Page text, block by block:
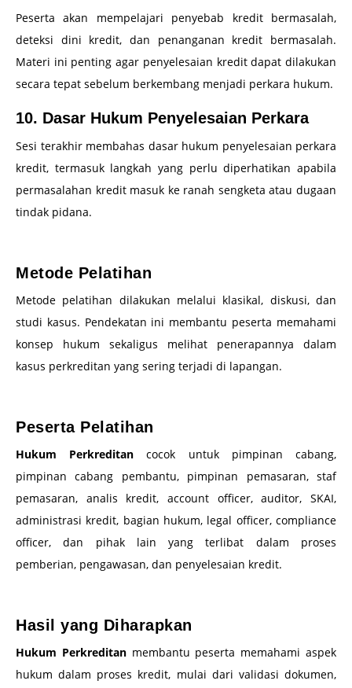
Peserta akan mempelajari penyebab kredit bermasalah,
deteksi dini kredit, dan penanganan kredit bermasalah.
Materi ini penting agar penyelesaian kredit dapat dilakukan
secara tepat sebelum berkembang menjadi perkara hukum.
10. Dasar Hukum Penyelesaian Perkara
Sesi terakhir membahas dasar hukum penyelesaian perkara
kredit, termasuk langkah yang perlu diperhatikan apabila
permasalahan kredit masuk ke ranah sengketa atau dugaan
tindak pidana.
Metode Pelatihan
Metode pelatihan dilakukan melalui klasikal, diskusi, dan
studi kasus. Pendekatan ini membantu peserta memahami
konsep hukum sekaligus melihat penerapannya dalam
kasus perkreditan yang sering terjadi di lapangan.
Peserta Pelatihan
Hukum Perkreditan cocok untuk pimpinan cabang,
pimpinan cabang pembantu, pimpinan pemasaran, staf
pemasaran, analis kredit, account officer, auditor, SKAI,
administrasi kredit, bagian hukum, legal officer, compliance
officer, dan pihak lain yang terlibat dalam proses
pemberian, pengawasan, dan penyelesaian kredit.
Hasil yang Diharapkan
Hukum Perkreditanmembantu peserta memahami aspek
hukum dalam proses kredit, mulai dari validasi dokumen,